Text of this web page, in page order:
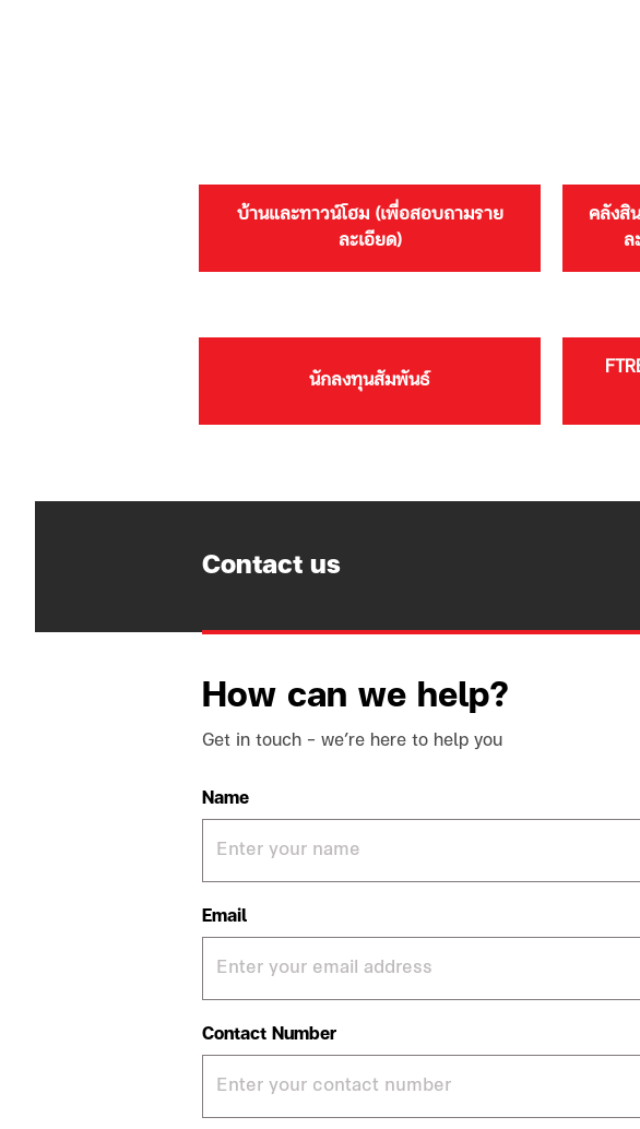
บ้านและทาวน์โฮม (เพื่อสอบถามราย
ละเอียด)
คลังสิ
ล
นักลงทุนสัมพันธ์
Contact us
How can we help?
Get in touch - we’re here to help you
Name
Email
Contact Number